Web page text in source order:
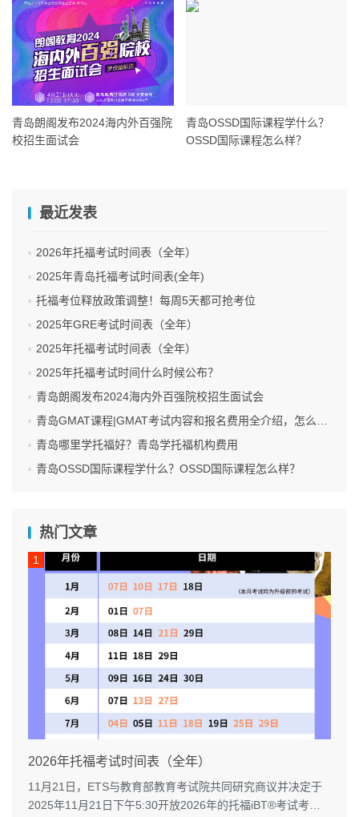
青岛朗阁发布2024海内外百强院
校招生面试会
青岛OSSD国际课程学什么？
OSSD国际课程怎么样？
最近发表
2026年托福考试时间表（全年）
2025年青岛托福考试时间表(全年)
托福考位释放政策调整！每周5天都可抢考位
2025年GRE考试时间表（全年）
2025年托福考试时间表（全年）
2025年托福考试时间什么时候公布？
青岛朗阁发布2024海内外百强院校招生面试会
青岛GMAT课程|GMAT考试内容和报名费用全介绍，怎么报名GMAT考试呢？
青岛哪里学托福好？青岛学托福机构费用
青岛OSSD国际课程学什么？OSSD国际课程怎么样？
热门文章
2026年托福考试时间表（全年）
11月21日，ETS与教育部教育考试院共同研究商议并决定于
2025年11月21日下午5:30开放2026年的托福iBT®考试考